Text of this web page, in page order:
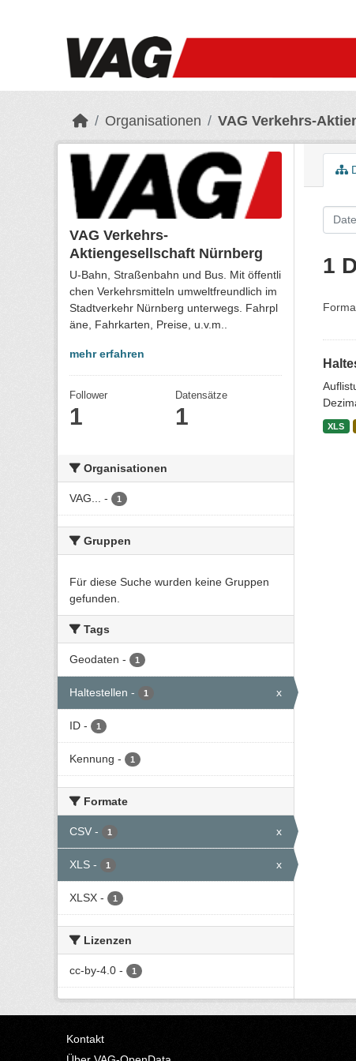
Organisationen VAG Verkehrs-
VAG Verkehrs-
Aktiengesellschaft Nürnberg
U-Bahn, Straßenbahn und Bus. Mit öffentli
chen Verkehrsmitteln umweltfreundlich im
Stadtverkehr Nürnberg unterwegs. Fahrpl
äne, Fahrkarten, Preise, u.v.m..
mehr erfahren
Follower
1
Datensätze
1
Organisationen
VAG... - 1
Gruppen
Für diese Suche wurden keine Gruppen
gefunden.
Tags
Geodaten - 1
Haltestellen - 1 x
ID - 1
Kennung - 1
Formate
CSV - 1 x
XLS - 1 x
XLSX - 1
Lizenzen
cc-by-4.0 - 1
1
XLS
Kontakt